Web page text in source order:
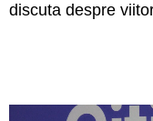
discuta despre